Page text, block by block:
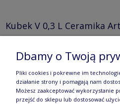
Kubek V 0,3 L Ceramika
Dbamy o Twoją
Pliki cookies i pokrewne im
działanie strony i pomagają nam
Możesz zaakceptować wykorzystanie
przejść do sklepu lub dostosować